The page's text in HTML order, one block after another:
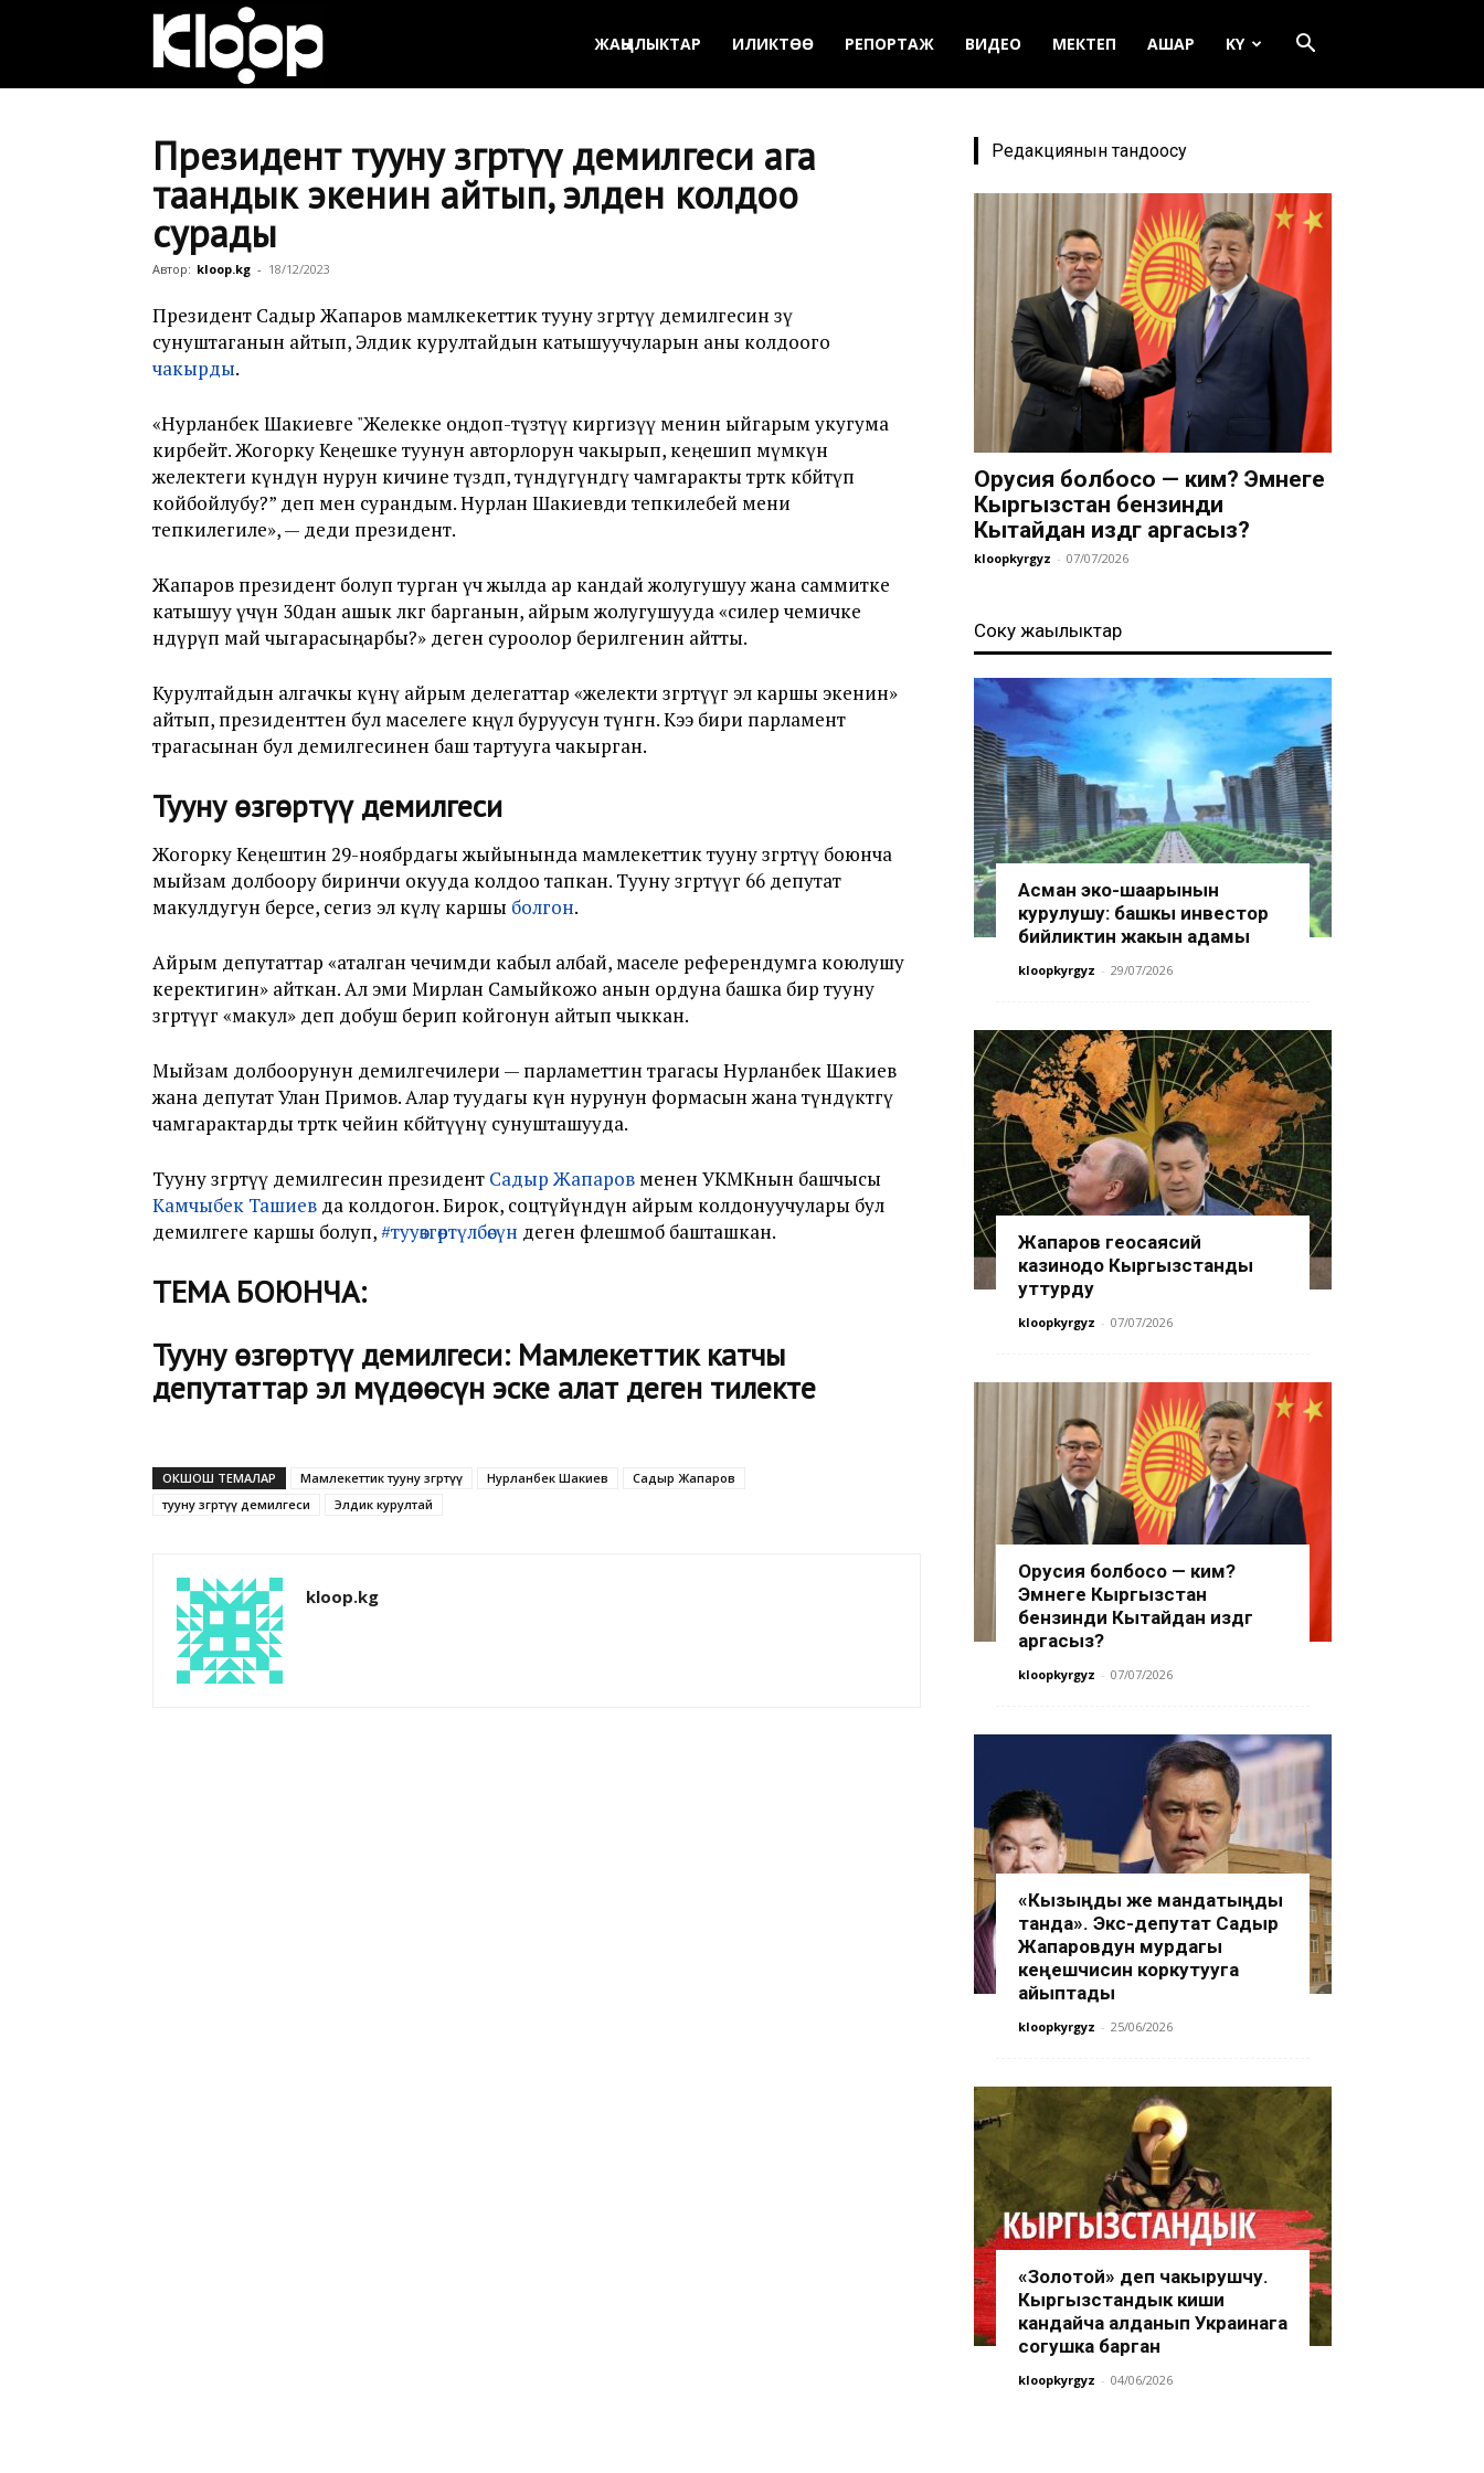
Кыргызстан
ЖАҢЫЛЫКТАР ИЛИКТӨӨ РЕПОРТАЖ ВИДЕО МЕКТЕП АШАР KY
Президент тууну өзгөртүү демилгеси ага
таандык экенин айтып, элден колдоо
сурады
Автор: kloop.kg - 18/12/2023
Президент Садыр Жапаров мамлкекеттик тууну өзгөртүү демилгесин өзү
сунуштаганын айтып, Элдик курултайдын катышуучуларын аны колдоого
чакырды.
«Нурланбек Шакиевге "Желекке оңдоп-түзөтүү киргизүү менин ыйгарым укугума
кирбейт. Жогорку Кеңешке туунун авторлорун чакырып, кеңешип мүмкүн
желектеги күндүн нурун кичине түздөп, түндүгүндөгү чамгаракты төрткө көбөйтүп
койбойлубу?” деп мен сурандым. Нурлан Шакиевди тепкилебей мени
тепкилегиле», — деди президент.
Жапаров президент болуп турган үч жылда ар кандай жолугушуу жана саммитке
катышуу үчүн 30дан ашык өлкөгө барганын, айрым жолугушууда «силер чемичке
өндүрүп май чыгарасыңарбы?» деген суроолор берилгенин айтты.
Курултайдын алгачкы күнү айрым делегаттар «желекти өзгөртүүгө эл каршы экенин»
айтып, президенттен бул маселеге көңүл буруусун өтүнгөн. Кээ бири парламент
төрагасынан бул демилгесинен баш тартууга чакырган.
Тууну өзгөртүү демилгеси
Жогорку Кеңештин 29-ноябрдагы жыйынында мамлекеттик тууну өзгөртүү боюнча
мыйзам долбоору биринчи окууда колдоо тапкан. Тууну өзгөртүүгө 66 депутат
макулдугун берсе, сегиз эл өкүлү каршы болгон.
Айрым депутаттар «аталган чечимди кабыл албай, маселе референдумга коюлушу
керектигин» айткан. Ал эми Мирлан Самыйкожо анын ордуна башка бирөө тууну
өзгөртүүгө «макул» деп добуш берип койгонун айтып чыккан.
Мыйзам долбоорунун демилгечилери — парламеттин төрагасы Нурланбек Шакиев
жана депутат Улан Примов. Алар туудагы күн нурунун формасын жана түндүктөгү
чамгарактарды төрткө чейин көбөйтүүнү сунушташууда.
Тууну өзгөртүү демилгесин президент Садыр Жапаров менен УКМКнын башчысы
Камчыбек Ташиев да колдогон. Бирок, соцтүйүндүн айрым колдонуучулары бул
демилгеге каршы болуп,#тууөзгөртүлбөсүн деген флешмоб башташкан.
ТЕМА БОЮНЧА:
Тууну өзгөртүү демилгеси: Мамлекеттик катчы
депутаттар эл мүдөөсүн эске алат деген тилекте
ОКШОШ ТЕМАЛАР Мамлекеттик тууну өзгөртүү Нурланбек Шакиев
Садыр Жапаров
тууну өзгөртүү демилгеси
Элдик курултай
kloop.kg
Редакциянын тандоосу
Орусия болбосо — ким? Эмнеге
Кыргызстан бензинди
Кытайдан издөөгө аргасыз?
kloopkyrgyz - 07/07/2026
Соңку жаңылыктар
Асман эко-шаарынын
курулушу: башкы инвестор
бийликтин жакын адамы
kloopkyrgyz - 29/07/2026
Жапаров геосаясий
казинодо Кыргызстанды
уттурду
kloopkyrgyz - 07/07/2026
Орусия болбосо — ким?
Эмнеге Кыргызстан
бензинди Кытайдан издөөгө
аргасыз?
kloopkyrgyz - 07/07/2026
«Кызыңды же мандатыңды
танда». Экс-депутат Садыр
Жапаровдун мурдагы
кеңешчисин коркутууга
айыптады
kloopkyrgyz - 25/06/2026
«Золотой» деп чакырушчу.
Кыргызстандык киши
кандайча алданып Украинага
согушка барган
kloopkyrgyz - 04/06/2026